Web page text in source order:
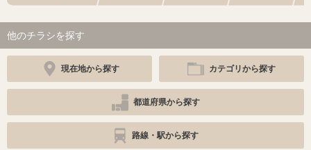
他のチラシを探す
現在地から探す カテゴリから探す
都道府県から探す
路線・駅から探す